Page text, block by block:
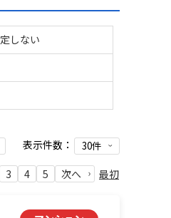
しない
表示件数：
3 4 5 次へ 最初